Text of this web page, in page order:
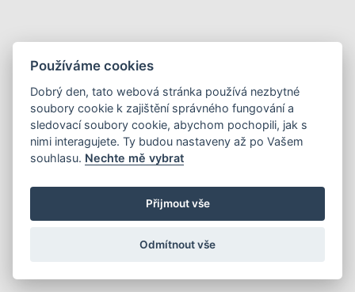
Používáme cookies
Dobrý den, tato webová stránka používá nezbytné
soubory cookie k zajištění správného fungování a
sledovací soubory cookie, abychom pochopili, jak s
nimi interagujete. Ty budou nastaveny až po Vašem
souhlasu. Nechte mě vybrat
Přijmout vše
Odmítnout vše